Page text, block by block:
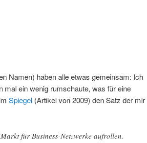
Namen) haben alle etwas gemeinsam: Ich
mal ein wenig rumschaute, was für eine
Spiegel (Artikel von 2009) den Satz der mir
für Business-Netzwerke aufrollen.